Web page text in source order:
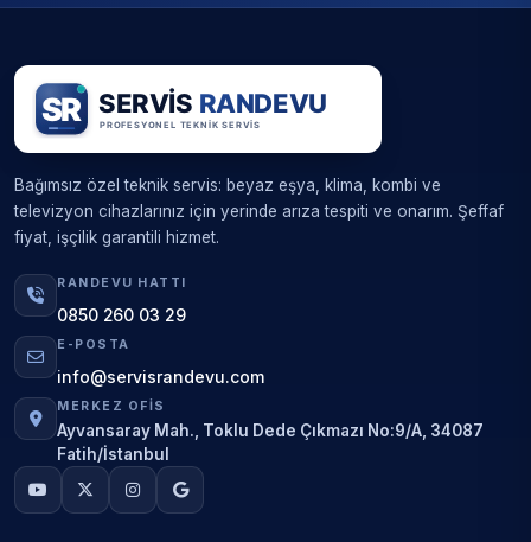
Bağımsız özel teknik servis: beyaz eşya, klima, kombi ve
televizyon cihazlarınız için yerinde arıza tespiti ve onarım. Şeffaf
fiyat, işçilik garantili hizmet.
RANDEVU HATTI
0850 260 03 29
E-POSTA
info@servisrandevu.com
MERKEZ OFIS
Ayvansaray Mah., Toklu Dede Çıkmazı No:9/A, 34087
Fatih/İstanbul